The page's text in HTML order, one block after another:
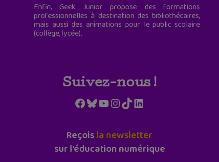
Enfin, Geek Junior propose des formations
professionnelles à destination des bibliothécaires,
mais aussi des animations pour le public scolaire
(collège, lycée).
Suivez-nous !
Facebook
Bluesky
YouTube
Instagram
TikTokLinkedIn
Reçoisla newsletter
sur l'éducation numérique